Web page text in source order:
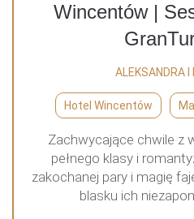
Wincentów |
ALEKSANDRA
Hotel Wincentów
Zachwycające chwile z
pełnego klasy i
zakochanej pary i magię
blasku ich